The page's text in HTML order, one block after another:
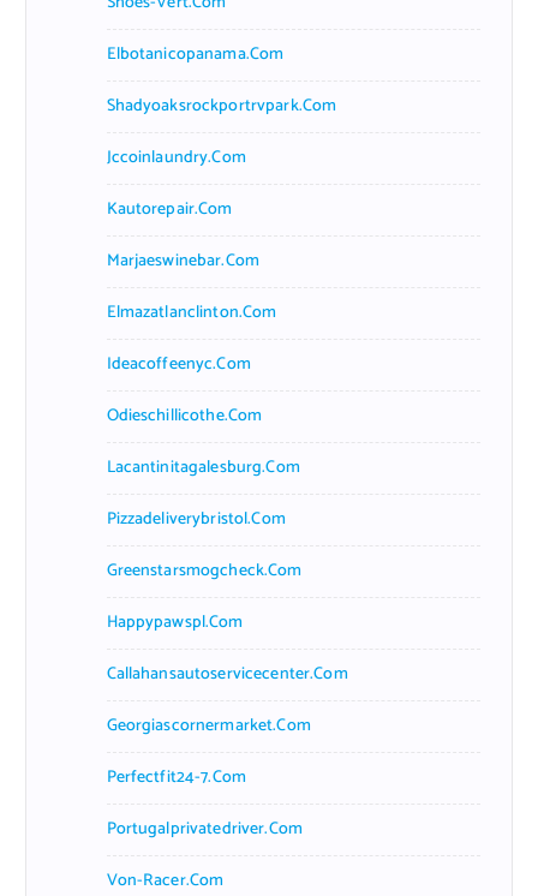
Elbotanicopanama.com
Shadyoaksrockportrvpark.com
Jccoinlaundry.com
Kautorepair.com
Marjaeswinebar.com
Elmazatlanclinton.com
Ideacoffeenyc.com
Odieschillicothe.com
Lacantinitagalesburg.com
Pizzadeliverybristol.com
Greenstarsmogcheck.com
Happypawspl.com
Callahansautoservicecenter.com
Georgiascornermarket.com
Perfectfit24-7.com
Portugalprivatedriver.com
Von-Racer.com